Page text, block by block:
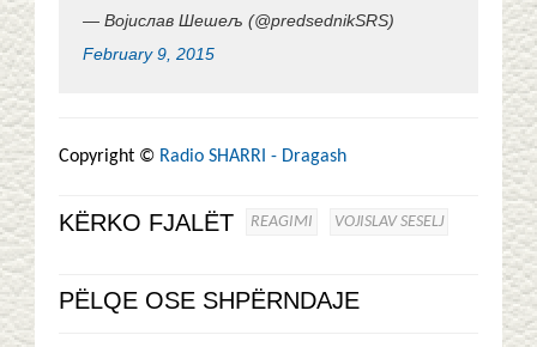
— Војислав Шешељ (@predsednikSRS)
February 9, 2015
Copyright © Radio SHARRI - Dragash
KËRKO FJALËT REAGIMI VOJISLAV SESELJ
PËLQE OSE SHPËRNDAJE